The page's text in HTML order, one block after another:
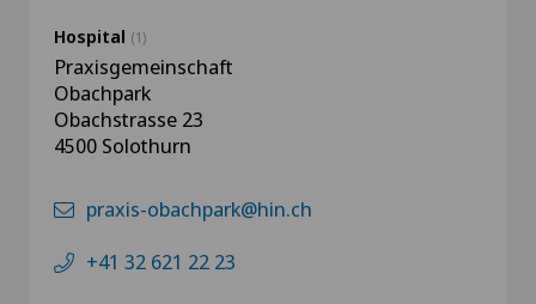
Hospital (1)
Praxisgemeinschaft
Obachpark
Obachstrasse 23‎
4500 Solothurn
praxis-obachpark@hin.ch
+41 32 621 22 23